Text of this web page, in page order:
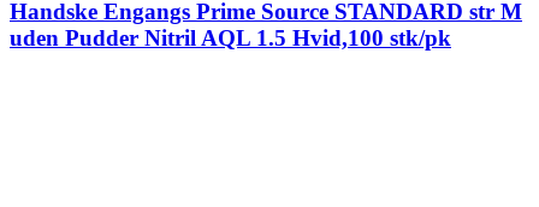
Handske Engangs Prime Source STANDARD str M
uden Pudder Nitril AQL 1.5 Hvid,100 stk/pk